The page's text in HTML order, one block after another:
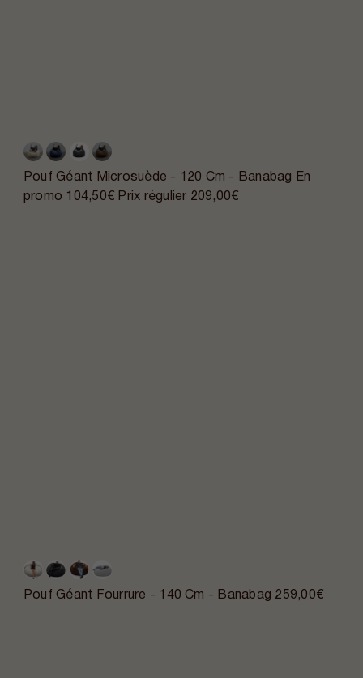
Pouf Géant Microsuède - 120 Cm - Banabag
En
promo
104,50€ Prix régulier 209,00€
Pouf Géant Fourrure - 140 Cm - Banabag 259,00€